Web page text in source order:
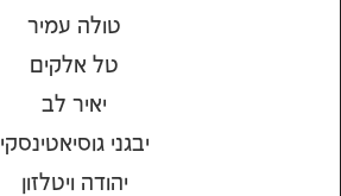
טולה עמיר
טל אלקים
יאיר לב
יבגני גוסיאטינסקי
יהודה ויטלזון